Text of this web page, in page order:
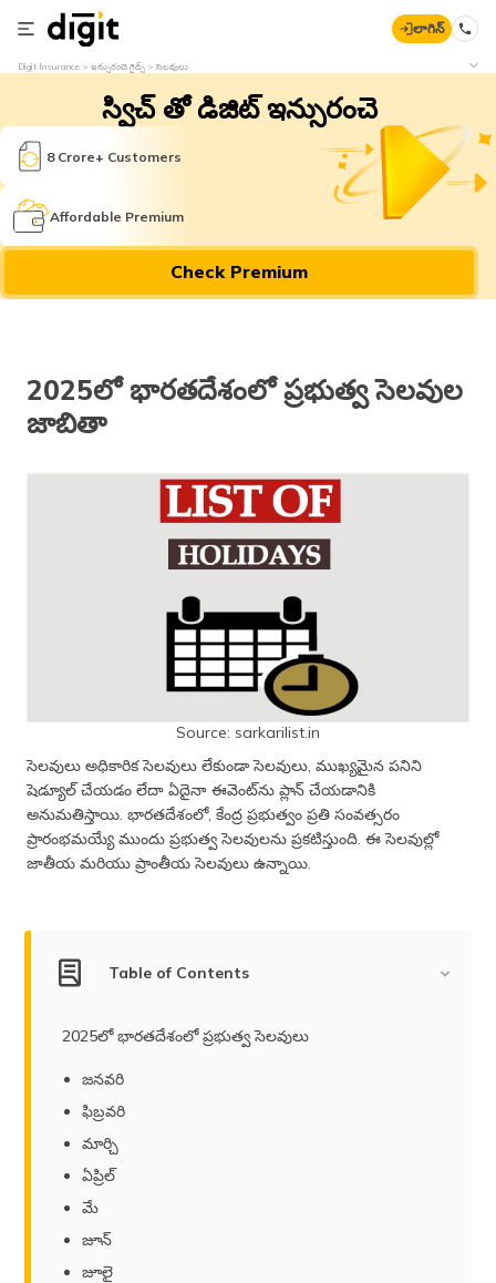
లాగిన్
Digit Insurance ఇన్సురంచె గైడ్స్ సెలవులు
స్విచ్ తో డిజిట్ ఇన్సురంచె
8 Crore+ Customers
Affordable Premium
Check Premium
2025లో భారతదేశంలో ప్రభుత్వ సెలవుల
జాబితా
Source: sarkarilist.in
సెలవులు అధికారిక సెలవులు లేకుండా సెలవులు, ముఖ్యమైన పనిని
షెడ్యూల్ చేయడం లేదా ఏదైనా ఈవెంట్‌ను ప్లాన్ చేయడానికి
అనుమతిస్తాయి. భారతదేశంలో, కేంద్ర ప్రభుత్వం ప్రతి సంవత్సరం
ప్రారంభమయ్యే ముందు ప్రభుత్వ సెలవులను ప్రకటిస్తుంది. ఈ సెలవుల్లో
జాతీయ మరియు ప్రాంతీయ సెలవులు ఉన్నాయి.
Table of Contents
2025లో భారతదేశంలో ప్రభుత్వ సెలవులు
జనవరి
ఫిబ్రవరి
మార్చి
ఏప్రిల్
మే
జూన్
జూలై